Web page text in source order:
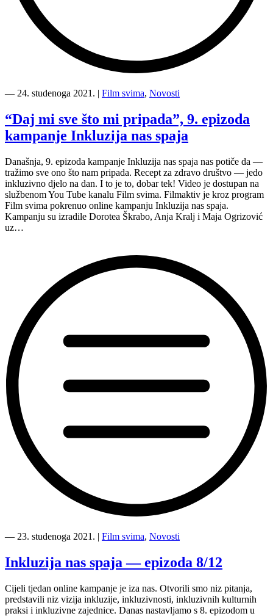
epizoda
Inkluzija
nas
spaja
Stvori
mjesto
za
druge”
― 24. studenoga 2021. | Film svima, Novosti
“Daj mi sve što mi pripada”, 9. epizoda
kampanje Inkluzija nas spaja
Današnja, 9. epizoda kampanje Inkluzija nas spaja nas potiče da —
tražimo sve ono što nam pripada. Recept za zdravo društvo — jedo
inkluzivno djelo na dan. I to je to, dobar tek! Video je dostupan na
službenom You Tube kanalu Film svima. Filmaktiv je kroz program
Film svima pokrenuo online kampanju Inkluzija nas spaja.
Kampanju su izradile Dorotea Škrabo, Anja Kralj i Maja Ogrizović
uz…
mi
što
mi
9.
epizoda
kampanje
― 23. studenoga 2021. | Film svima, Novosti
Inkluzija nas spaja — epizoda 8/12
Cijeli tjedan online kampanje je iza nas. Otvorili smo niz pitanja,
predstavili niz vizija inkluzije, inkluzivnosti, inkluzivnih kulturnih
praksi i inkluzivne zajednice. Danas nastavljamo s 8. epizodom u